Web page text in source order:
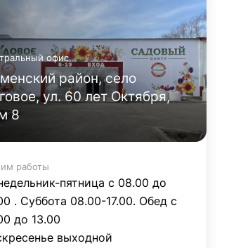
офис
район, село
ул. 60 лет Октября,
8
работы
пятница с 08.00 до
. Суббота 08.00-17.00. Обед с
до 13.00
выходной